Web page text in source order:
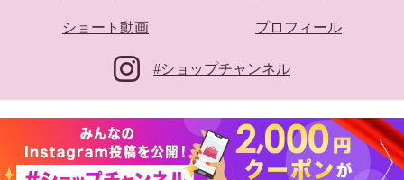
ショート動画 プロフィール
#ショップチャンネル